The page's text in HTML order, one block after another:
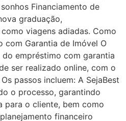
Financiamento de
graduação,
viagens adiadas. Como
com Garantia de Imóvel O
empréstimo com garantia
ser realizado online, com o
passos incluem: A SejaBest
o processo, garantindo
para o cliente, bem como
financeiro